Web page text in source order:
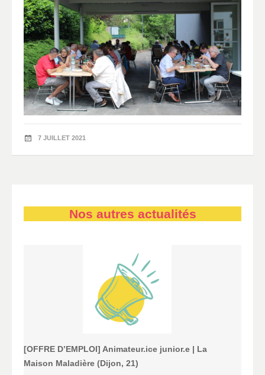
7 JUILLET 2021
Nos autres actualités
[OFFRE D’EMPLOI] Animateur.ice junior.e | La
Maison Maladière (Dijon, 21)